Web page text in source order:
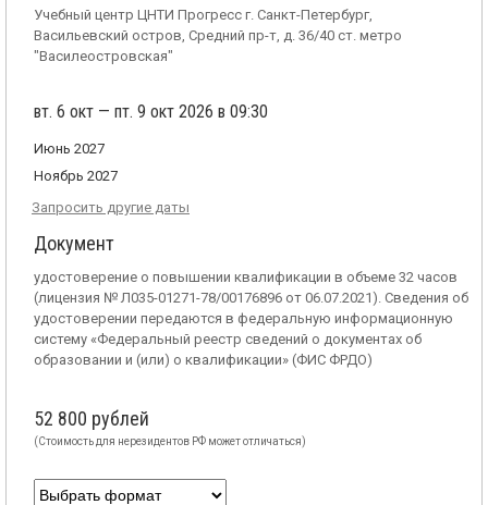
Учебный центр ЦНТИ Прогресс г. Санкт-Петербург,
Васильевский остров, Средний пр-т, д. 36/40 ст. метро
"Василеостровская"
вт. 6 окт — пт. 9 окт 2026 в 09:30
Июнь 2027
Ноябрь 2027
Запросить другие даты
Документ
удостоверение о повышении квалификации в объеме 32 часов
(лицензия № Л035-01271-78/00176896 от 06.07.2021). Сведения об
удостоверении передаются в федеральную информационную
систему «Федеральный реестр сведений о документах об
образовании и (или) о квалификации» (ФИС ФРДО)
52 800 рублей
(Стоимость для нерезидентов РФ может отличаться)